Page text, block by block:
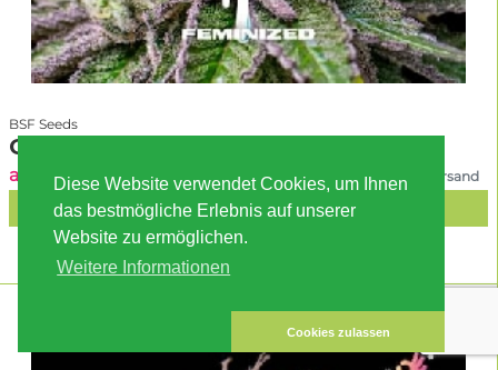
Diese Website verwendet Cookies, um Ihnen
das bestmögliche Erlebnis auf unserer
Website zu ermöglichen.
Weitere Informationen
Cookies zulassen
BSF Seeds
G-Mint
ab 14.50 EUR inkl. MwSt. zzgl. Versand
IN DEN WARENKORB